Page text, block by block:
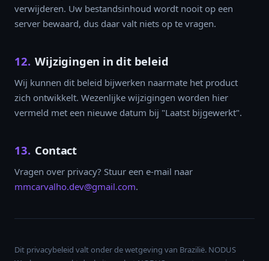
verwijderen. Uw bestandsinhoud wordt nooit op een
server bewaard, dus daar valt niets op te vragen.
12. Wijzigingen in dit beleid
Wij kunnen dit beleid bijwerken naarmate het product
zich ontwikkelt. Wezenlijke wijzigingen worden hier
vermeld met een nieuwe datum bij "Laatst bijgewerkt".
13. Contact
Vragen over privacy? Stuur een e-mail naar
mmcarvalho.dev@gmail.com.
Dit privacybeleid valt onder de wetgeving van Brazilië. NODUS